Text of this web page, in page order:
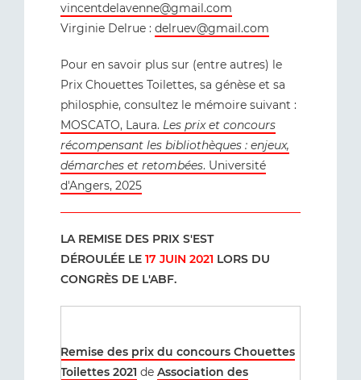
vincentdelavenne@gmail.com
Virginie Delrue : delruev@gmail.com
Pour en savoir plus sur (entre autres) le
Prix Chouettes Toilettes, sa génèse et sa
philosphie, consultez le mémoire suivant :
MOSCATO, Laura. Les prix et concours
récompensant les bibliothèques : enjeux,
démarches et retombées. Université
d'Angers, 2025
LA REMISE DES PRIX S'EST
DÉROULÉE LE 17 JUIN 2021 LORS DU
CONGRÈS DE L'ABF.
Remise des prix du concours Chouettes
Toilettes 2021 de Association des